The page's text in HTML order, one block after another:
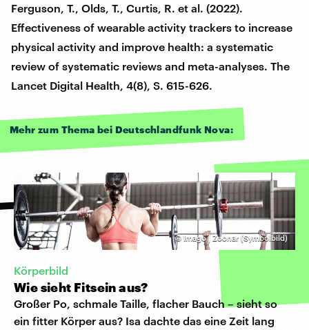
Ferguson, T., Olds, T., Curtis, R. et al. (2022).
Effectiveness of wearable activity trackers to increase
physical activity and improve health: a systematic
review of systematic reviews and meta-analyses. The
Lancet Digital Health, 4(8), S. 615-626.
Mehr zum Thema bei Deutschlandfunk Nova:
©Imago | Zoonar (Symbolbild)
Körperbild
Wie sieht Fitsein aus?
Großer Po, schmale Taille, flacher Bauch – sieht so
ein fitter Körper aus? Isa dachte das eine Zeit lang